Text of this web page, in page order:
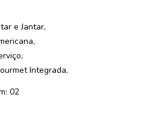
e Jantar,
Integrada,
02